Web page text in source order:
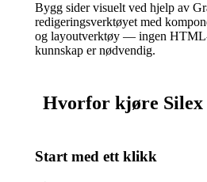
Bygg sider visuelt ved hjelp av
redigeringsverktøyet med
og layoutverktøy — ingen
kunnskap er nødvendig.
Hvorfor kjøre Silex
Start med ett klikk